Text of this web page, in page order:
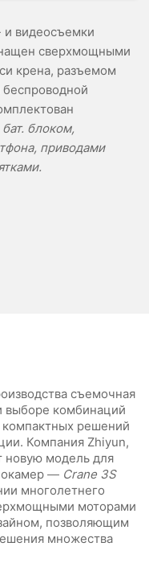
видеосъемки
сверхмощными
крена, разъемом
бат. блоком,
приводами
съемочная
выборе комбинаций
компактных решений
Компания Zhiyun,
новую модель для
— Crane 3S
многолетнего
моторами
позволяющим
множества